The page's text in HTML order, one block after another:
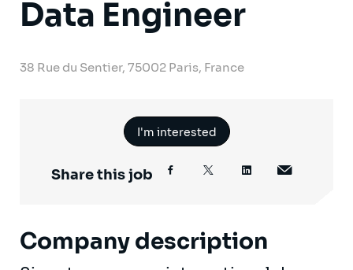
Data Engineer
38 Rue du Sentier, 75002 Paris, France
I'm interested
Share this job
Company description